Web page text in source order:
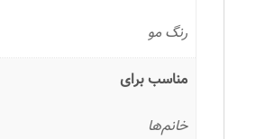
رنگ مو
مناسب برای
خانم‌ها